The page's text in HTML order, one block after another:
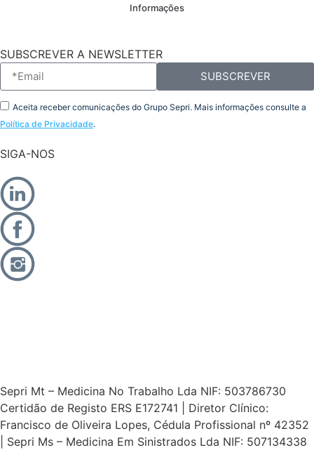
Informações
SUBSCREVER A NEWSLETTER
Aceita receber comunicações do Grupo Sepri. Mais informações consulte a
Política de Privacidade.
SUBSCREVER
SIGA-NOS
Sepri Mt – Medicina No Trabalho Lda NIF: 503786730
Certidão de Registo ERS E172741 | Diretor Clínico:
Francisco de Oliveira Lopes, Cédula Profissional nº 42352
| Sepri Ms – Medicina Em Sinistrados Lda NIF: 507134338